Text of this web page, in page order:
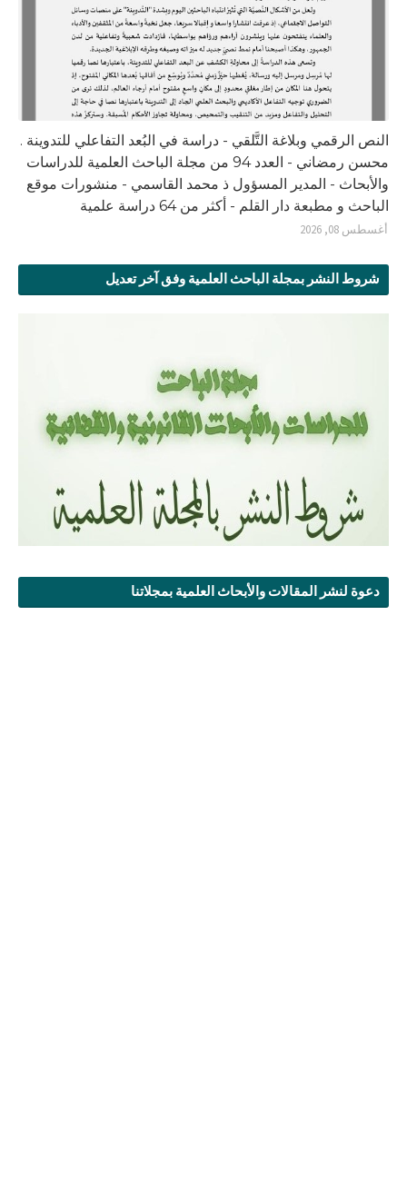
النص الرقمي وبلاغة التَّلقي - دراسة في البُعد التفاعلي للتدوينة .
محسن رمضاني - العدد 94 من مجلة الباحث العلمية للدراسات
والأبحاث - المدير المسؤول ذ محمد القاسمي - منشورات موقع
الباحث و مطبعة دار القلم - أكثر من 64 دراسة علمية
أغسطس 08, 2026
شروط النشر بمجلة الباحث العلمية وفق آخر تعديل
دعوة لنشر المقالات والأبحاث العلمية بمجلاتنا